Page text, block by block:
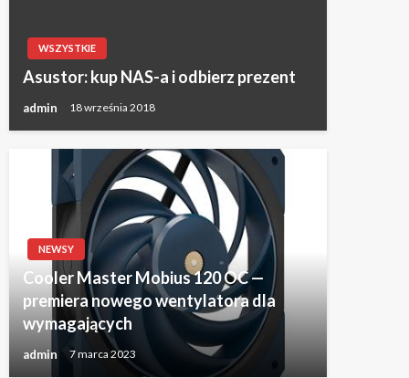
WSZYSTKIE
Asustor: kup NAS-a i odbierz prezent
admin 18 września 2018
NEWSY
Cooler Master Mobius 120 OC —
premiera nowego wentylatora dla
wymagających
admin 7 marca 2023